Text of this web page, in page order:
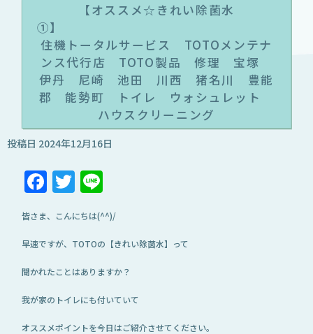
【オススメ☆きれい除菌水
住機トータルサービス TOTOメンテナ
ンス代行店 TOTO製品 修理 宝塚
伊丹 尼崎 池田 川西 猪名川 豊能
郡 能勢町 トイレ ウォシュレット
ハウスクリーニング
投稿日 2024年12月16日
Facebook
Twitter
皆さま、こんにちは(^^)/
早速ですが、TOTOの【きれい除菌水】って
聞かれたことはありますか？
我が家のトイレにも付いていて
オススメポイントを今日はご紹介させてください。